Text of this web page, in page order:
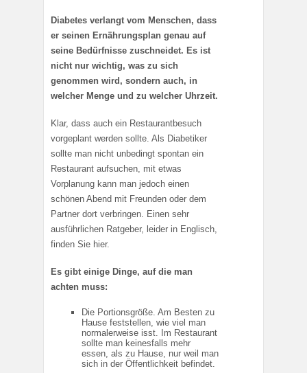
Diabetes verlangt vom Menschen, dass
er seinen Ernährungsplan genau auf
seine Bedürfnisse zuschneidet. Es ist
nicht nur wichtig, was zu sich
genommen wird, sondern auch, in
welcher Menge und zu welcher Uhrzeit.
Klar, dass auch ein Restaurantbesuch
vorgeplant werden sollte. Als Diabetiker
sollte man nicht unbedingt spontan ein
Restaurant aufsuchen, mit etwas
Vorplanung kann man jedoch einen
schönen Abend mit Freunden oder dem
Partner dort verbringen. Einen sehr
ausführlichen Ratgeber, leider in Englisch,
finden Sie hier.
Es gibt einige Dinge, auf die man
achten muss:
Die Portionsgröße. Am Besten zu
Hause feststellen, wie viel man
normalerweise isst. Im Restaurant
sollte man keinesfalls mehr
essen, als zu Hause, nur weil man
sich in der Öffentlichkeit befindet.